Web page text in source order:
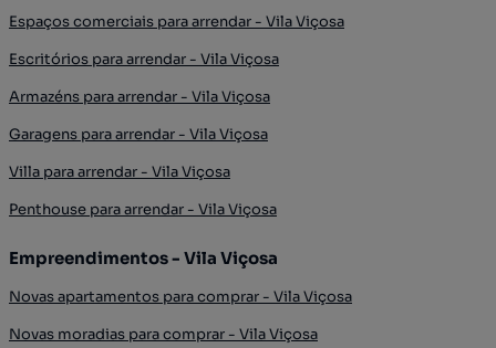
Espaços comerciais para arrendar - Vila Viçosa
Escritórios para arrendar - Vila Viçosa
Armazéns para arrendar - Vila Viçosa
Garagens para arrendar - Vila Viçosa
Villa para arrendar - Vila Viçosa
Penthouse para arrendar - Vila Viçosa
Empreendimentos - Vila Viçosa
Novas apartamentos para comprar - Vila Viçosa
Novas moradias para comprar - Vila Viçosa